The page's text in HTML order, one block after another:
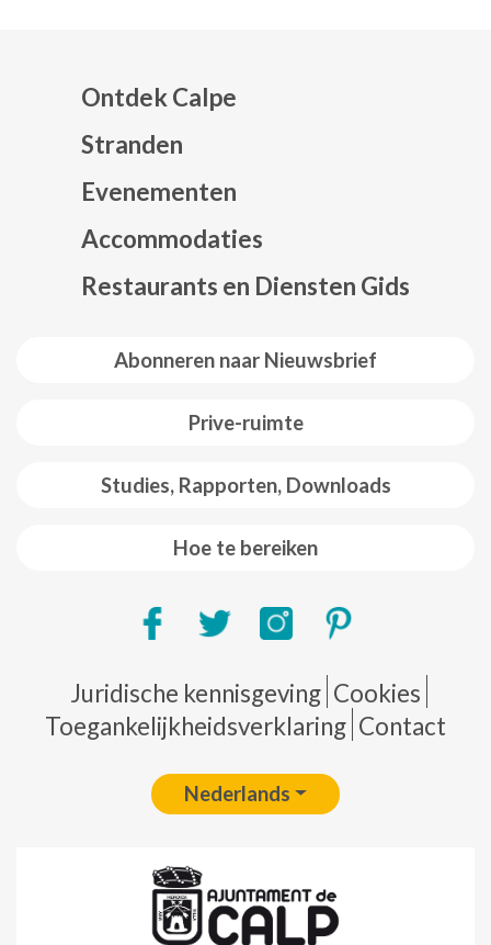
Abonneren naar Nieuwsbrief
Prive-ruimte
Studies, Rapporten, Downloads
Hoe te bereiken
Ontdek Calpe
Stranden
Evenementen
Accommodaties
Restaurants en Diensten Gids
Pie de página
Juridische kennisgeving Cookies
Toegankelijkheidsverklaring Contact
Nederlands